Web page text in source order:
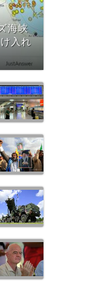
海峡
入れ